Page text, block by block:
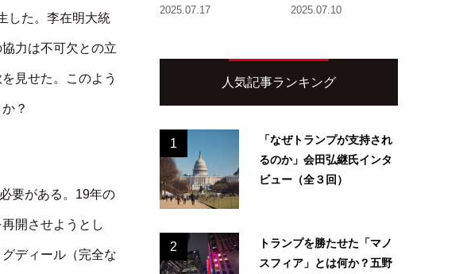
した。李在明大統
力は不可欠との立
見せた。このよう
？
要がある。19年の
開させようとし
ディール（完全な
2025.07.17 2025.07.10
人気記事ランキング
1
「なぜトランプが支持され
るのか」会田弘継氏インタ
ビュー（全３回）
2
トランプを勝たせた「マノ
スフィア」とは何か？五野